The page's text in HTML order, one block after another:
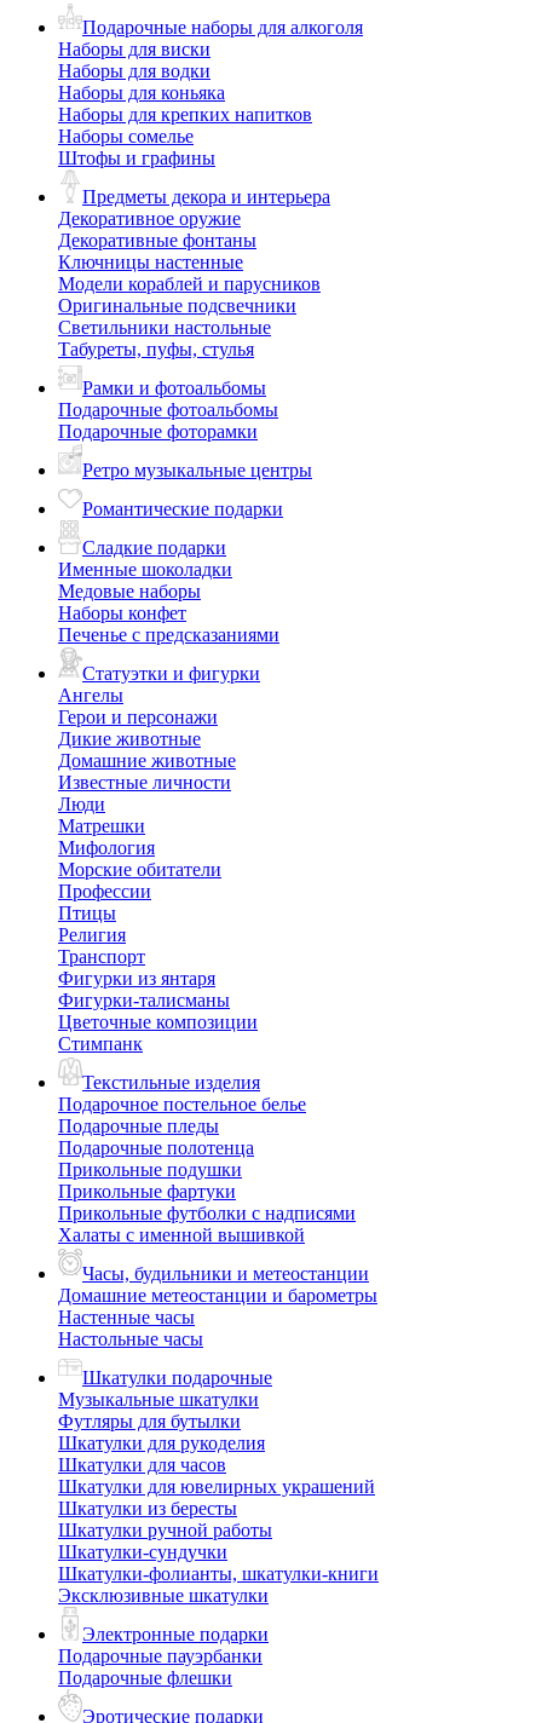
Подарочные наборы для алкоголя
Наборы для виски
Наборы для водки
Наборы для коньяка
Наборы для крепких напитков
Наборы сомелье
Штофы и графины
Предметы декора и интерьера
Декоративное оружие
Декоративные фонтаны
Ключницы настенные
Модели кораблей и парусников
Оригинальные подсвечники
Светильники настольные
Табуреты, пуфы, стулья
Рамки и фотоальбомы
Подарочные фотоальбомы
Подарочные фоторамки
Ретро музыкальные центры
Романтические подарки
Сладкие подарки
Именные шоколадки
Медовые наборы
Наборы конфет
Печенье с предсказаниями
Статуэтки и фигурки
Ангелы
Герои и персонажи
Дикие животные
Домашние животные
Известные личности
Люди
Матрешки
Мифология
Морские обитатели
Профессии
Птицы
Религия
Транспорт
Фигурки из янтаря
Фигурки-талисманы
Цветочные композиции
Стимпанк
Текстильные изделия
Подарочное постельное белье
Подарочные пледы
Подарочные полотенца
Прикольные подушки
Прикольные фартуки
Прикольные футболки с надписями
Халаты с именной вышивкой
Часы, будильники и метеостанции
Домашние метеостанции и барометры
Настенные часы
Настольные часы
Шкатулки подарочные
Музыкальные шкатулки
Футляры для бутылки
Шкатулки для рукоделия
Шкатулки для часов
Шкатулки для ювелирных украшений
Шкатулки из бересты
Шкатулки ручной работы
Шкатулки-сундучки
Шкатулки-фолианты, шкатулки-книги
Эксклюзивные шкатулки
Электронные подарки
Подарочные пауэрбанки
Подарочные флешки
Эротические подарки